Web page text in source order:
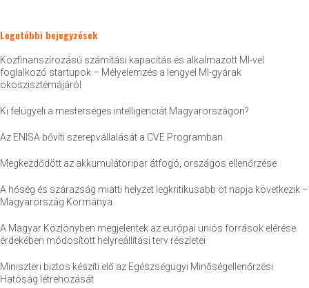
Legutóbbi bejegyzések
Közfinanszírozású számítási kapacitás és alkalmazott MI-vel
foglalkozó startupok – Mélyelemzés a lengyel MI-gyárak
ökoszisztémájáról
Ki felügyeli a mesterséges intelligenciát Magyarországon?
Az ENISA bővíti szerepvállalását a CVE Programban
Megkezdődött az akkumulátoripar átfogó, országos ellenőrzése
A hőség és szárazság miatti helyzet legkritikusabb öt napja következik –
Magyarország Kormánya
A Magyar Közlönyben megjelentek az európai uniós források elérése
érdekében módosított helyreállítási terv részletei
Miniszteri biztos készíti elő az Egészségügyi Minőségellenőrzési
Hatóság létrehozását